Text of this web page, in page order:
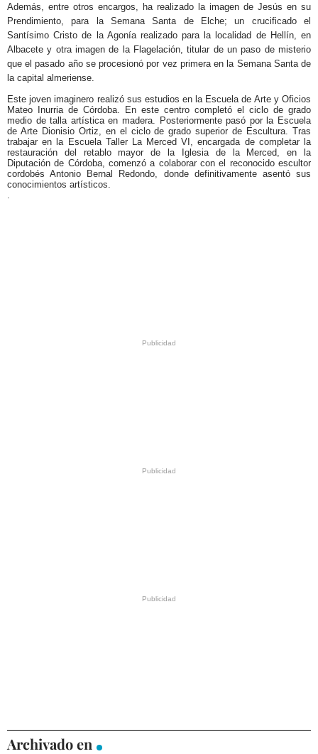
Además, entre otros encargos, ha realizado la imagen de Jesús en su
Prendimiento, para la Semana Santa de Elche; un crucificado el
Santísimo Cristo de la Agonía realizado para la localidad de Hellín, en
Albacete y otra imagen de la Flagelación, titular de un paso de misterio
que el pasado año se procesionó por vez primera en la Semana Santa de
la capital almeriense.
Este joven imaginero realizó sus estudios en la Escuela de Arte y Oficios
Mateo Inurria de Córdoba. En este centro completó el ciclo de grado
medio de talla artística en madera. Posteriormente pasó por la Escuela
de Arte Dionisio Ortiz, en el ciclo de grado superior de Escultura. Tras
trabajar en la Escuela Taller La Merced VI, encargada de completar la
restauración del retablo mayor de la Iglesia de la Merced, en la
Diputación de Córdoba, comenzó a colaborar con el reconocido escultor
cordobés Antonio Bernal Redondo, donde definitivamente asentó sus
conocimientos artísticos.
Archivado en